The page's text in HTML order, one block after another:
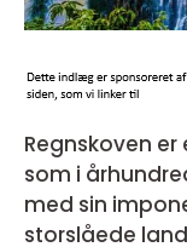
Regnskoven
som i
med sin
storslåede